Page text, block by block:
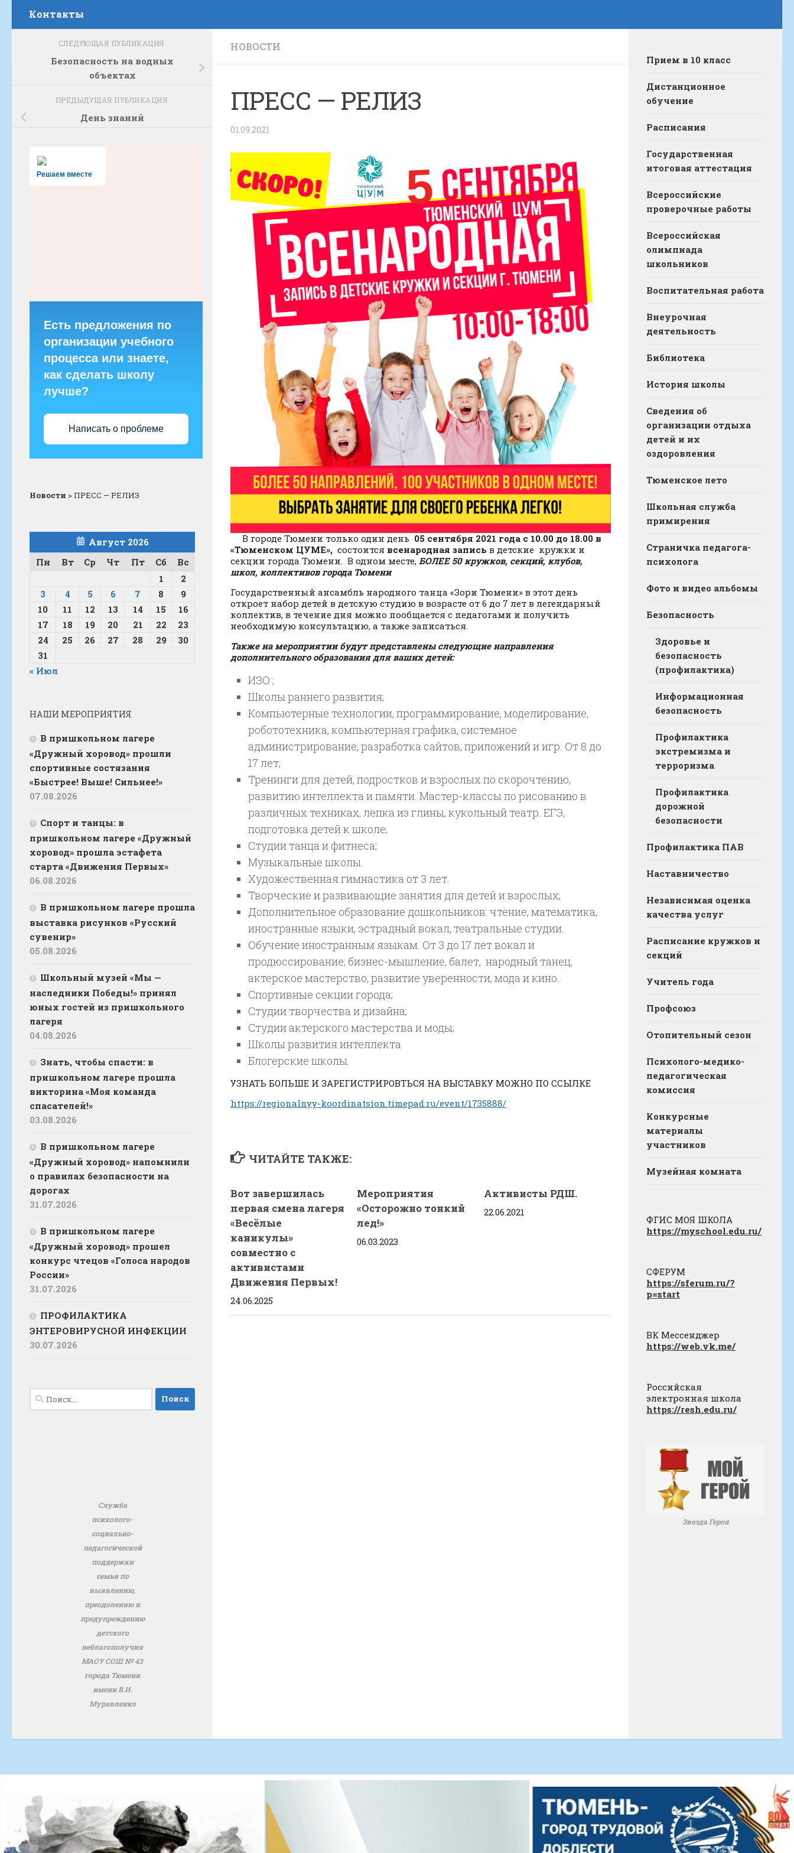
Контакты
НОВОСТИ
ПРЕСС — РЕЛИЗ
01.09.2021
В городе Тюмени только один день 05 сентября 2021 года с 10.00 до 18.00 в
«Тюменском ЦУМЕ», состоится всенародная запись в детские кружки и
секции города Тюмени. В одном месте, БОЛЕЕ 50 кружков, секций, клубов,
школ, коллективов города Тюмени
Государственный ансамбль народного танца «Зори Тюмени» в этот день
откроет набор детей в детскую студию в возрасте от 6 до 7 лет в легендарный
коллектив, в течение дня можно пообщается с педагогами и получить
необходимую консультацию, а также записаться.
Также на мероприятии будут представлены следующие направления
дополнительного образования для ваших детей:
ИЗО ;
Школы раннего развития;
Компьютерные технологии, программирование, моделирование,
робототехника, компьютерная графика, системное
администрирование, разработка сайтов, приложений и игр. От 8 до
17 лет;
Тренинги для детей, подростков и взрослых по скорочтению,
развитию интеллекта и памяти. Мастер-классы по рисованию в
различных техниках, лепка из глины, кукольный театр. ЕГЭ,
подготовка детей к школе;
Студии танца и фитнеса;
Музыкальные школы
Художественная гимнастика от 3 лет.
Творческие и развивающие занятия для детей и взрослых;
Дополнительное образование дошкольников: чтение, математика,
иностранные языки, эстрадный вокал, театральные студии.
Обучение иностранным языкам. От 3 до 17 лет вокал и
продюссирование; бизнес-мышление, балет, народный танец,
актерское мастерство, развитие уверенности, мода и кино.
Спортивные секции города;
Студии творчества и дизайна;
Студии актерского мастерства и моды;
Школы развития интеллекта
Блогерские школы.
УЗНАТЬ БОЛЬШЕ И ЗАРЕГИСТРИРОВТЬСЯ НА ВЫСТАВКУ МОЖНО ПО ССЫЛКЕ
https://regionalnyy-koordinatsion.timepad.ru/event/1735888/
ЧИТАЙТЕ ТАКЖЕ:
Вот завершилась
первая смена лагеря
«Весёлые
каникулы»
совместно с
активистами
Движения Первых!
24.06.2025
Мероприятия
«Осторожно тонкий
лед!»
06.03.2023
Активисты РДШ.
22.06.2021
СЛЕДУЮЩАЯ ПУБЛИКАЦИЯ
Безопасность на водных
объектах
ПРЕДЫДУЩАЯ ПУБЛИКАЦИЯ
День знаний
Решаем вместе
Есть предложения по
организации учебного
процесса или знаете,
как сделать школу
лучше?
Написать о проблеме
Новости >ПРЕСС — РЕЛИЗ
Август 2026
Пн
Вт Ср Чт Пт Сб
Вс
1
2
3
4 5 6 7 8
9
10
11 12 13 14 15
16
17
18 19 20 21 22
23
24
25 26 27 28 29
30
31
« Июл
НАШИ МЕРОПРИЯТИЯ
В пришкольном лагере
«Дружный хоровод» прошли
спортивные состязания
«Быстрее! Выше! Сильнее!»
07.08.2026
Спорт и танцы: в
пришкольном лагере «Дружный
хоровод» прошла эстафета
старта «Движения Первых»
06.08.2026
В пришкольном лагере прошла
выставка рисунков «Русский
сувенир»
05.08.2026
Школьный музей «Мы —
наследники Победы!» принял
юных гостей из пришкольного
лагеря
04.08.2026
Знать, чтобы спасти: в
пришкольном лагере прошла
викторина «Моя команда
спасателей!»
03.08.2026
В пришкольном лагере
«Дружный хоровод» напомнили
о правилах безопасности на
дорогах
31.07.2026
В пришкольном лагере
«Дружный хоровод» прошел
конкурс чтецов «Голоса народов
России»
31.07.2026
ПРОФИЛАКТИКА
ЭНТЕРОВИРУСНОЙ ИНФЕКЦИИ
30.07.2026
Найти:
Служба
психолого-
социально-
педагогической
поддержки
семьи по
выявлению,
преодолению и
предупреждению
детского
неблагополучия
МАОУ СОШ № 43
города Тюмени
имени В.И.
Муравленко
Прием в 10 класс
Дистанционное
обучение
Расписания
Государственная
итоговая аттестация
Всероссийские
проверочные работы
Всероссийская
олимпиада
школьников
Воспитательная работа
Внеурочная
деятельность
Библиотека
История школы
Сведения об
организации отдыха
детей и их
оздоровления
Тюменское лето
Школьная служба
примирения
Страничка педагога-
психолога
Фото и видео альбомы
Безопасность
Здоровье и
безопасность
(профилактика)
Информационная
безопасность
Профилактика
экстремизма и
терроризма
Профилактика
дорожной
безопасности
Профилактика ПАВ
Наставничество
Независимая оценка
качества услуг
Расписание кружков и
секций
Учитель года
Профсоюз
Отопительный сезон
Психолого-медико-
педагогическая
комиссия
Конкурсные
материалы
участников
Музейная комната
ФГИС МОЯ ШКОЛА
https://myschool.edu.ru/
СФЕРУМ
https://sferum.ru/?
p=start
ВК Мессенджер
https://web.vk.me/
Российская
электронная школа
https://resh.edu.ru/
Звезда Героя